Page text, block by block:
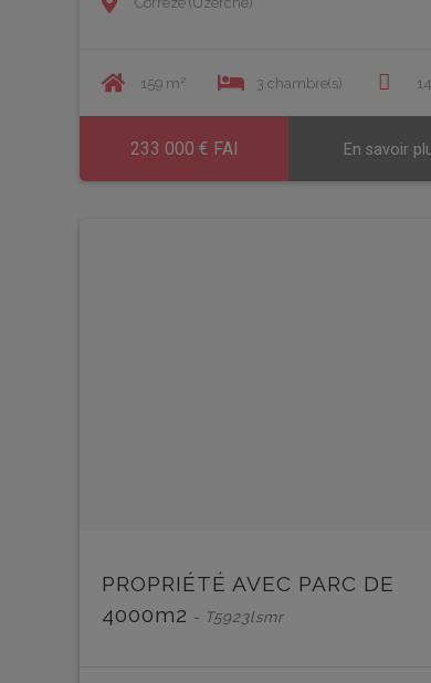
159 m² 3 chambre(s)
233 000 € FAI En savoir
PROPRIÉTÉ AVEC PARC DE
4000m2 - T5923lsmr